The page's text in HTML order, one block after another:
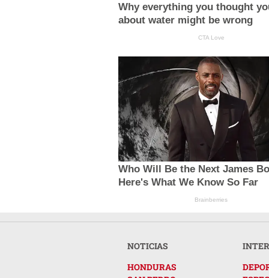
Why everything you thought
about water might be wrong
CTA Love
Who Will Be the Next James
Here's What We Know So Far
Brainberries
NOTICIAS
HONDURAS